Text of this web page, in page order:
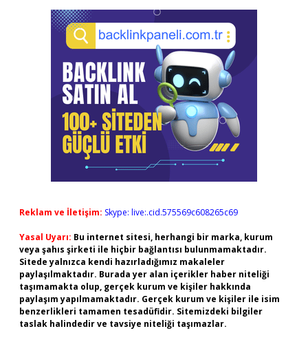
Reklam ve İletişim: Skype: live:.cid.575569c608265c69
Yasal Uyarı: Bu internet sitesi, herhangi bir marka, kurum
veya şahıs şirketi ile hiçbir bağlantısı bulunmamaktadır.
Sitede yalnızca kendi hazırladığımız makaleler
paylaşılmaktadır. Burada yer alan içerikler haber niteliği
taşımamakta olup, gerçek kurum ve kişiler hakkında
paylaşım yapılmamaktadır. Gerçek kurum ve kişiler ile isim
benzerlikleri tamamen tesadüfidir. Sitemizdeki bilgiler
taslak halindedir ve tavsiye niteliği taşımazlar.